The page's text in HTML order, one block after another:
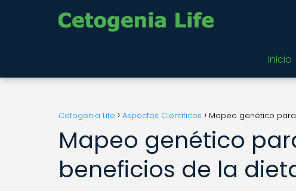
Inicio
Cetogenia Life Aspectos Científicos Mapeo genético
Mapeo genético
beneficios de la